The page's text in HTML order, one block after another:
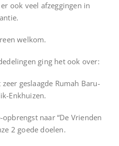
ook veel afzeggingen in
welkom.
ging het ook over:
geslaagde Rumah Baru-
Enkhuizen.
naar “De Vrienden
2 goede doelen.